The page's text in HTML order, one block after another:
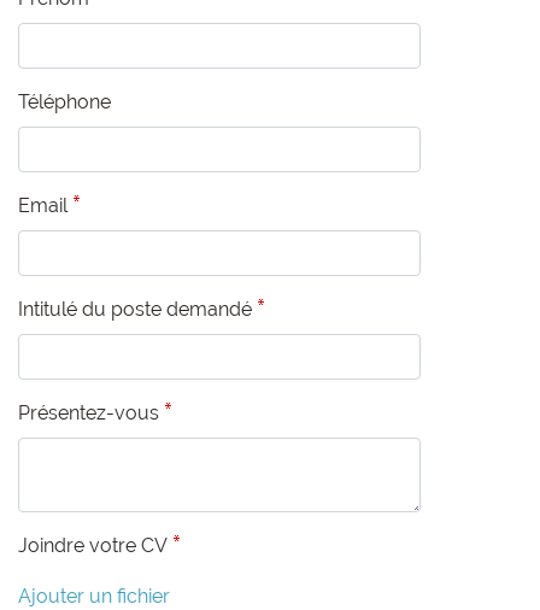
Téléphone
Email
Intitulé du poste demandé
Présentez-vous
Joindre votre CV
Ajouter un fichier